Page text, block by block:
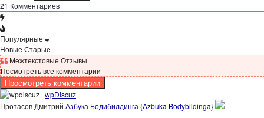
21 Комментариев
Популярные
Новые Старые
Межтекстовые Отзывы
Посмотреть все комментарии
Просмотреть комментарии
wpDiscuz
Протасов Дмитрий Азбука Бодибилдинга {Azbuka Bodybildinga}